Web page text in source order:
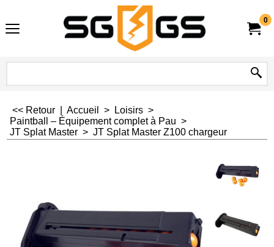
0
<< Retour Accueil > Loisirs >
Paintball – Équipement complet à Pau >
JT Splat Master > JT Splat Master Z100 chargeur